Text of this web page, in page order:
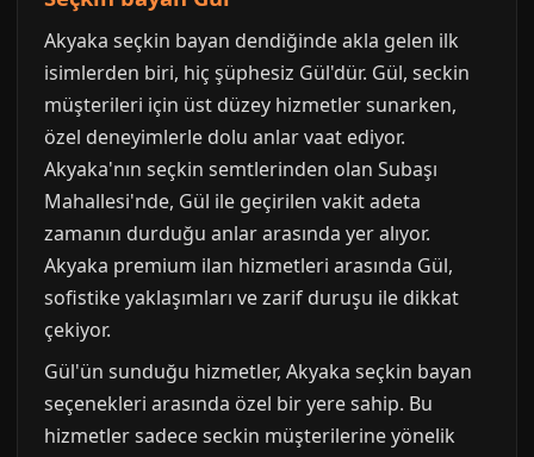
Akyaka seçkin bayan dendiğinde akla gelen ilk
isimlerden biri, hiç şüphesiz Gül'dür. Gül, seckin
müşterileri için üst düzey hizmetler sunarken,
özel deneyimlerle dolu anlar vaat ediyor.
Akyaka'nın seçkin semtlerinden olan Subaşı
Mahallesi'nde, Gül ile geçirilen vakit adeta
zamanın durduğu anlar arasında yer alıyor.
Akyaka premium ilan hizmetleri arasında Gül,
sofistike yaklaşımları ve zarif duruşu ile dikkat
çekiyor.
Gül'ün sunduğu hizmetler, Akyaka seçkin bayan
seçenekleri arasında özel bir yere sahip. Bu
hizmetler sadece seckin müşterilerine yönelik